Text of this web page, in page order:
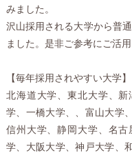
みました。
沢山採用される大学から普
ました。是非ご参考にご活用
【毎年採用されやすい大学】
北海道大学、東北大学、
学、一橋大学、、富山大学
信州大学、静岡大学、名
学、大阪大学、神戸大学、